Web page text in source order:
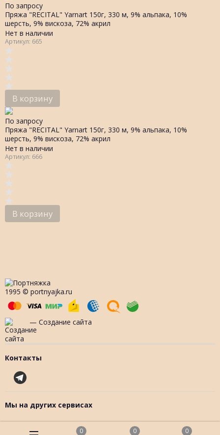
По запросу
Пряжа "RECITAL" Yarnart 150г, 330 м, 9% альпака, 10%
шерсть, 9% вискоза, 72% акрил
Нет в наличии
Артикул: 665
В корзину
По запросу
Пряжа "RECITAL" Yarnart 150г, 330 м, 9% альпака, 10%
шерсть, 9% вискоза, 72% акрил
Нет в наличии
Артикул: 666
В корзину
1995 © portnyajka.ru
— Создание сайта
Контакты
Мы на других сервисах
0 0 0